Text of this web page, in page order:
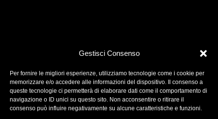
Gestisci Consenso
Per fornire le migliori esperienze, utilizziamo tecnologie come i cookie per
memorizzare e/o accedere alle informazioni del dispositivo. Il consenso a
queste tecnologie ci permetterà di elaborare dati come il comportamento di
navigazione o ID unici su questo sito. Non acconsentire o ritirare il
consenso può influire negativamente su alcune caratteristiche e funzioni.
One More Pictures è una società di produzione